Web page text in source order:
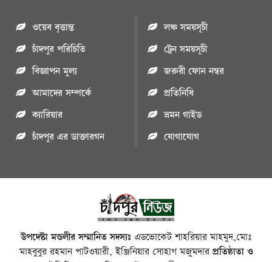
ওয়েব বৃত্তান্ত
চাঁদপুর পরিচিতি
বিজ্ঞাপন মুল্য
আমাদের সম্পর্কে
ক্যারিয়ার
চাঁদপুর এর ডাক্তারগন
লঞ্চ সময়সূচী
ট্রেন সময়সূচী
জরুরী ফোন নম্বর
প্রতিনিধি
ভ্রমন গাইড
যোগাযোগ
উপদেষ্টা মন্ডলীর সম্মানিত সদস্যঃ এডভোকেট শাহরিয়ার মাহমুদ,মোঃ
মাহবুবুর রহমান পাটওয়ারী, ইঞ্জিনিয়ার সোহাগ মজুমদারপ্রতিষ্ঠাতা ও